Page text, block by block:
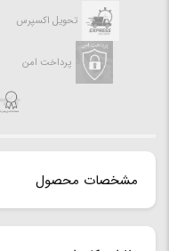
تحویل اکسپرس
پرداخت امن
مشخصات محصول
مشخصات کلی